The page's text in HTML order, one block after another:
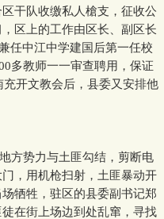
干队收缴私人槍支，征收公
区上的工作由区长、副区长
任中江中学建国后第一任校
多教师一一审查聘用，保证
开文教会后，县委又安排他
方势力与土匪勾结，剪断电
，用机枪扫射，土匪暴动开
牺牲，驻区的县委副书记郑
在街上场边到处乱窜，寻找